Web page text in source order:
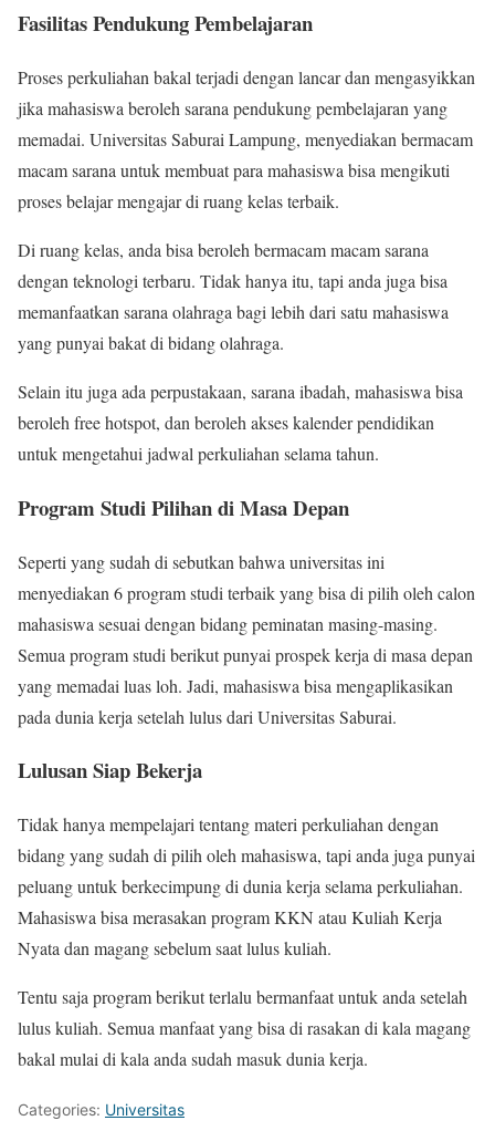
Fasilitas Pendukung Pembelajaran
Proses perkuliahan bakal terjadi dengan lancar dan mengasyikkan
jika mahasiswa beroleh sarana pendukung pembelajaran yang
memadai. Universitas Saburai Lampung, menyediakan bermacam
macam sarana untuk membuat para mahasiswa bisa mengikuti
proses belajar mengajar di ruang kelas terbaik.
Di ruang kelas, anda bisa beroleh bermacam macam sarana
dengan teknologi terbaru. Tidak hanya itu, tapi anda juga bisa
memanfaatkan sarana olahraga bagi lebih dari satu mahasiswa
yang punyai bakat di bidang olahraga.
Selain itu juga ada perpustakaan, sarana ibadah, mahasiswa bisa
beroleh free hotspot, dan beroleh akses kalender pendidikan
untuk mengetahui jadwal perkuliahan selama tahun.
Program Studi Pilihan di Masa Depan
Seperti yang sudah di sebutkan bahwa universitas ini
menyediakan 6 program studi terbaik yang bisa di pilih oleh calon
mahasiswa sesuai dengan bidang peminatan masing-masing.
Semua program studi berikut punyai prospek kerja di masa depan
yang memadai luas loh. Jadi, mahasiswa bisa mengaplikasikan
pada dunia kerja setelah lulus dari Universitas Saburai.
Lulusan Siap Bekerja
Tidak hanya mempelajari tentang materi perkuliahan dengan
bidang yang sudah di pilih oleh mahasiswa, tapi anda juga punyai
peluang untuk berkecimpung di dunia kerja selama perkuliahan.
Mahasiswa bisa merasakan program KKN atau Kuliah Kerja
Nyata dan magang sebelum saat lulus kuliah.
Tentu saja program berikut terlalu bermanfaat untuk anda setelah
lulus kuliah. Semua manfaat yang bisa di rasakan di kala magang
bakal mulai di kala anda sudah masuk dunia kerja.
Categories: Universitas